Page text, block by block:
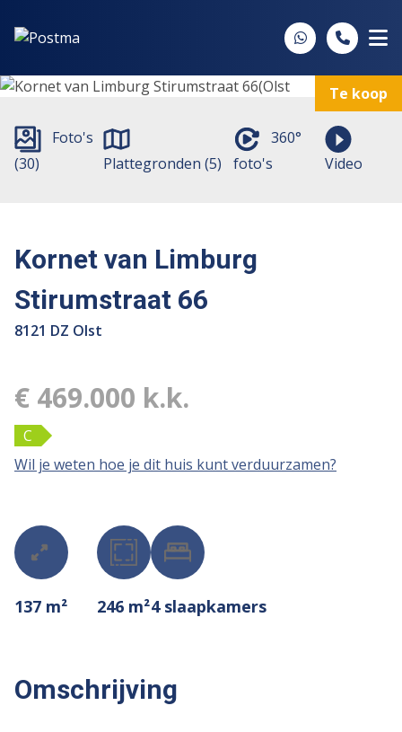
Te koop
Foto's
(30)
Plattegronden (5)
360°
foto's
Video
Kornet van Limburg
Stirumstraat 66
8121 DZ Olst
€ 469.000 k.k.
C
Wil je weten hoe je dit huis kunt verduurzamen?
137 m² 246 m²4 slaapkamers
Omschrijving